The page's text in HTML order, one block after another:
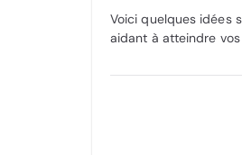
Voici quelques idées
aidant à atteindre